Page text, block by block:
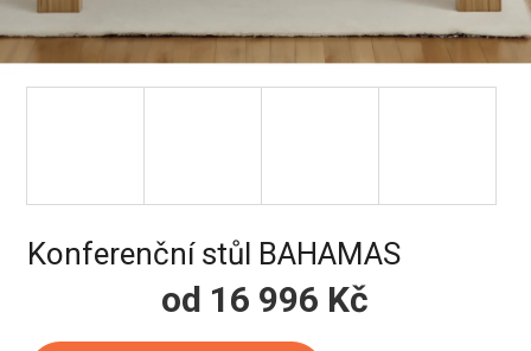
Konferenční stůl BAHAMAS
od 16 996 Kč
Měrná